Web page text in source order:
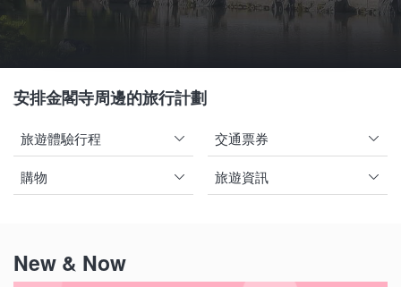
安排金閣寺周邊的旅行計劃
旅遊體驗行程 交通票券
購物 旅遊資訊
New & Now